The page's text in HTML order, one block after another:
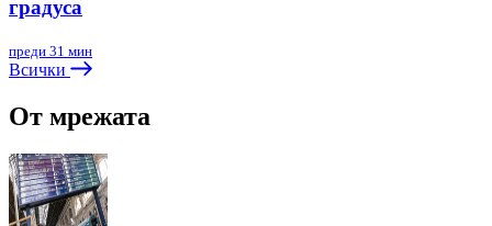
градуса
преди 31 мин
Всички
От мрежата